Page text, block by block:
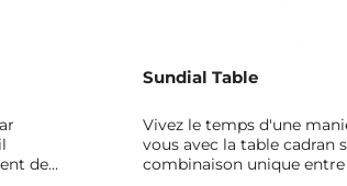
de
Sundial Table
Vivez le temps d'une
vous avec la table cadran solaire Weltevree. Cette
combinaison unique entre